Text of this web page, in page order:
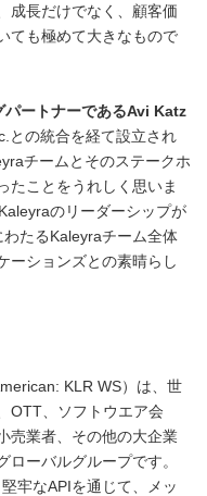
成長だけでなく、顧客価
ても極めて大きなもので
ートナーであるAvi Katz
との統合を経て設立され
チームとそのステークホ
たことをうれしく思いま
のリーダーシップが
たるKaleyraチーム全体
ーションズとの素晴らし
KLR WS）は、世
OTT、ソフトウエア会
売業者、その他の大企業
ーバルグループです。
牢なAPIを通じて、メッ